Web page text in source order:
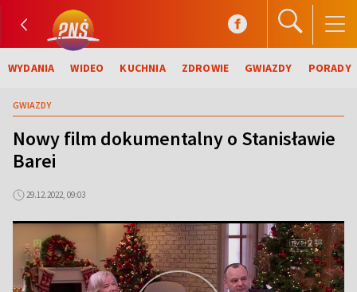
WYDANIA WIDEO KUCHNIA ZDROWIE GWIAZDY PORADY
GWIAZDY
Nowy film dokumentalny o Stanisławie
Barei
29.12.2022, 09:03